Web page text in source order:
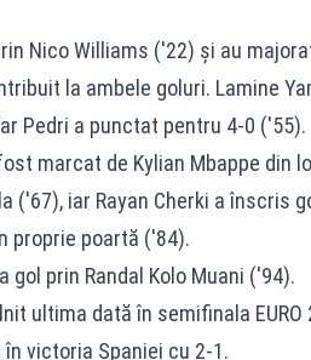
Nico Williams ('22) și au
la ambele goluri. Lamine
Pedri a punctat pentru 4-0 ('55).
marcat de Kylian Mbappe din
('67), iar Rayan Cherki a înscris
proprie poartă ('84).
gol prin Randal Kolo Muani ('94).
ultima dată în semifinala EURO
victoria Spaniei cu 2-1.